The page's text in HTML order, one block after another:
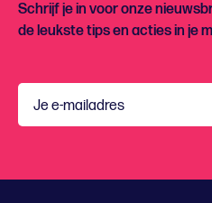
Schrijf je in voor onze
de leukste tips en acties in je
Je e-mailadres